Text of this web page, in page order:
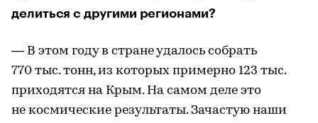
делиться с другими регионами?
— В этом году в стране удалось собрать
770 тыс. тонн, из которых примерно 123 тыс.
приходятся на Крым. На самом деле это
не космические результаты. Зачастую наши